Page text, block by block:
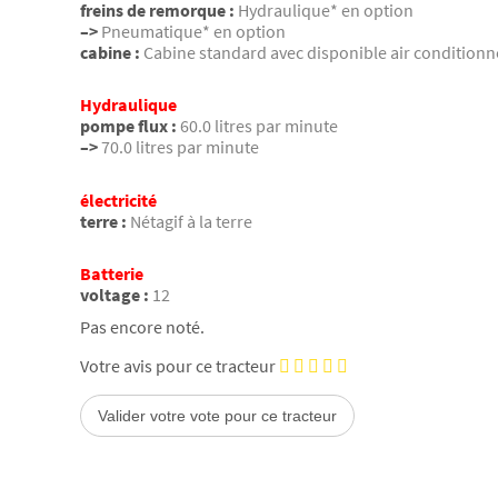
freins de remorque : Hydraulique* en option
–> Pneumatique* en option
cabine : Cabine standard avec disponible air
Hydraulique
pompe flux : 60.0 litres par minute
–>70.0 litres par minute
électricité
terre : Nétagif à la terre
Batterie
voltage : 12
Pas encore noté.
Votre avis pour ce tracteur